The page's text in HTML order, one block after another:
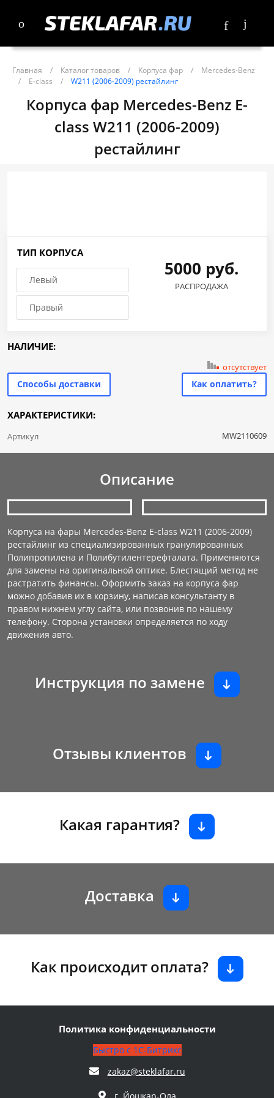
Главная / Каталог товаров / Корпуса фар /
Mercedes-Benz
/
E-class / W211 (2006-2009) рестайлинг
Корпуса фар Mercedes-Benz E-
class W211 (2006-2009)
рестайлинг
ТИП КОРПУСА
Левый
Правый
5000 руб.
РАСПРОДАЖА
НАЛИЧИЕ:
отсутствует
Способы доставки Как оплатить?
ХАРАКТЕРИСТИКИ:
Артикул MW2110609
Описание
Корпуса на фары Mercedes-Benz E-class W211 (2006-2009)
рестайлинг из специализированных гранулированных
Полипропилена и Полибутилентерефталата. Применяются
для замены на оригинальной оптике. Блестящий метод не
растратить финансы. Оформить заказ на корпуса фар
можно добавив их в корзину, написав консультанту в
правом нижнем углу сайта, или позвонив по нашему
телефону. Сторона установки определяется по ходу
движения авто.
Инструкция по замене
Отзывы клиентов
Какая гарантия?
Доставка
Как происходит оплата?
Политика конфиденциальности
Быстро с 1С-Битрикс
zakaz@steklafar.ru